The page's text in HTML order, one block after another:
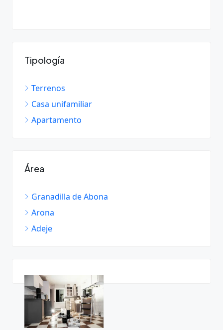
Tipología
Terrenos
Casa unifamiliar
Apartamento
Área
Granadilla de Abona
Arona
Adeje